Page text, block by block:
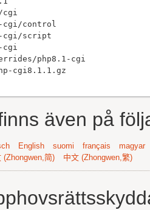
cgi
cgi/control
cgi/script
cgi
php8.1-cgi
även på
English suomi français
magyar
(Zhongwen,简) 中文 (Zhongwen,繁)